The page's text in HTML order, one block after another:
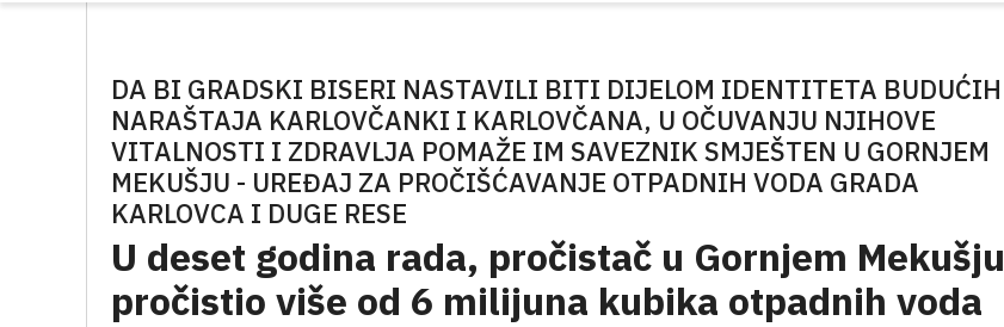
DA BI GRADSKI BISERI NASTAVILI BITI DIJELOM IDENTITETA BUDUĆIH
NARAŠTAJA KARLOVČANKI I KARLOVČANA, U OČUVANJU NJIHOVE
VITALNOSTI I ZDRAVLJA POMAŽE IM SAVEZNIK SMJEŠTEN U GORNJEM
MEKUŠJU - UREĐAJ ZA PROČIŠĆAVANJE OTPADNIH VODA GRADA
KARLOVCA I DUGE RESE
U deset godina rada, pročistač u Gornjem Mekušju
pročistio više od 6 milijuna kubika otpadnih voda